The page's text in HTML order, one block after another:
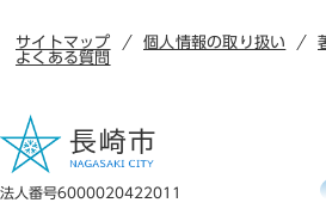
サイトマップ 個人情報の取り扱い
よくある質問
法人番号6000020422011